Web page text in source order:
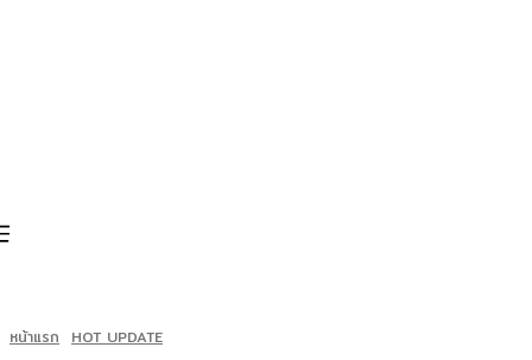
หน้าแรก HOT UPDATE